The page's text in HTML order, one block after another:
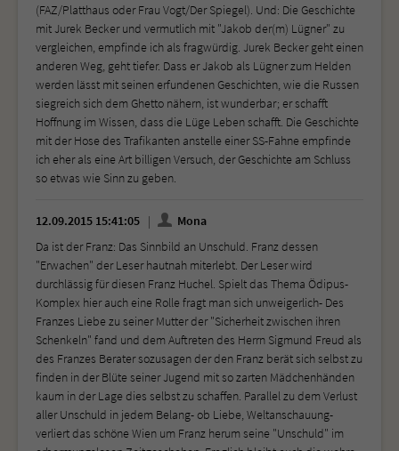
(FAZ/Platthaus oder Frau Vogt/Der Spiegel). Und: Die Geschichte
mit Jurek Becker und vermutlich mit "Jakob der(m) Lügner" zu
vergleichen, empfinde ich als fragwürdig. Jurek Becker geht einen
anderen Weg, geht tiefer. Dass er Jakob als Lügner zum Helden
werden lässt mit seinen erfundenen Geschichten, wie die Russen
siegreich sich dem Ghetto nähern, ist wunderbar; er schafft
Hoffnung im Wissen, dass die Lüge Leben schafft. Die Geschichte
mit der Hose des Trafikanten anstelle einer SS-Fahne empfinde
ich eher als eine Art billigen Versuch, der Geschichte am Schluss
so etwas wie Sinn zu geben.
12.09.2015 15:41:05
Mona
Da ist der Franz: Das Sinnbild an Unschuld. Franz dessen
"Erwachen" der Leser hautnah miterlebt. Der Leser wird
durchlässig für diesen Franz Huchel. Spielt das Thema Ödipus-
Komplex hier auch eine Rolle fragt man sich unweigerlich- Des
Franzes Liebe zu seiner Mutter der "Sicherheit zwischen ihren
Schenkeln" fand und dem Auftreten des Herrn Sigmund Freud als
des Franzes Berater sozusagen der den Franz berät sich selbst zu
finden in der Blüte seiner Jugend mit so zarten Mädchenhänden
kaum in der Lage dies selbst zu schaffen. Parallel zu dem Verlust
aller Unschuld in jedem Belang- ob Liebe, Weltanschauung-
verliert das schöne Wien um Franz herum seine "Unschuld" im